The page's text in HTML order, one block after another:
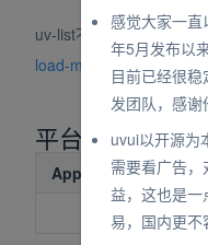
uv-list不包含下拉刷新和
load-more
(opens
平台兼容性
App（vue） App
感觉大家一
年5月发布以
目前已经很
发团队，感谢
uvui以开源为
需要看广告
益，这也是
易，国内更不